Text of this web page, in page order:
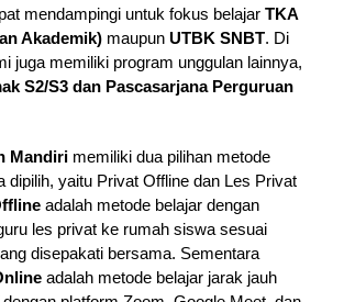
mendampingi untuk fokus belajar TKA
Akademik) maupun UTBK SNBT. Di
juga memiliki program unggulan lainnya,
S2/S3 dan Pascasarjana Perguruan
Mandiri memiliki dua pilihan metode
dipilih, yaitu Privat Offline dan Les Privat
adalah metode belajar dengan
les privat ke rumah siswa sesuai
disepakati bersama. Sementara
adalah metode belajar jarak jauh